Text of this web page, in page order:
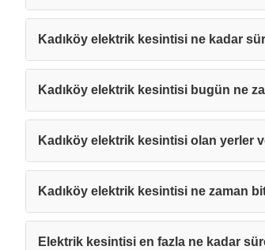
Kadıköy elektrik kesintisi ne kadar
Kadıköy elektrik kesintisi bugün ne
Kadıköy elektrik kesintisi olan yerler
Kadıköy elektrik kesintisi ne zaman
Elektrik kesintisi en fazla ne kadar